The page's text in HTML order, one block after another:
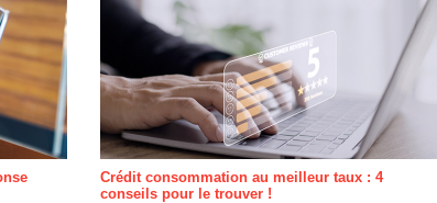
Crédit consommation au meilleur taux : 4
conseils pour le trouver !